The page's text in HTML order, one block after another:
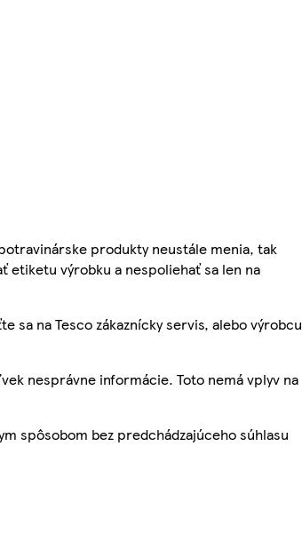
produkty neustále menia, tak
etiketu výrobku a nespoliehať sa len na
sa na Tesco zákaznícky servis, alebo výrobcu
nesprávne informácie. Toto nemá vplyv na
spôsobom bez predchádzajúceho súhlasu